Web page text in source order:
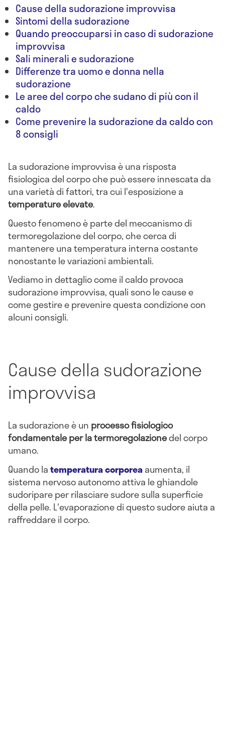
Cause della sudorazione improvvisa
Sintomi della sudorazione
Quando preoccuparsi in caso di sudorazione
improvvisa
Sali minerali e sudorazione
Differenze tra uomo e donna nella
sudorazione
Le aree del corpo che sudano di più con il
caldo
Come prevenire la sudorazione da caldo con
8 consigli
La sudorazione improvvisa è una risposta
fisiologica del corpo che può essere innescata da
una varietà di fattori, tra cui l'esposizione a
temperature elevate.
Questo fenomeno è parte del meccanismo di
termoregolazione del corpo, che cerca di
mantenere una temperatura interna costante
nonostante le variazioni ambientali.
Vediamo in dettaglio come il caldo provoca
sudorazione improvvisa, quali sono le cause e
come gestire e prevenire questa condizione con
alcuni consigli.
Cause della sudorazione
improvvisa
La sudorazione è un processo fisiologico
fondamentale per la termoregolazionedel corpo
umano.
Quando latemperatura corporeaaumenta, il
sistema nervoso autonomo attiva le ghiandole
sudoripare per rilasciare sudore sulla superficie
della pelle. L'evaporazione di questo sudore aiuta a
raffreddare il corpo.